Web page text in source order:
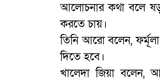
আলোচনার কথা বলে
করতে চায়।
তিনি আরো বলেন, ফর্মূলা
দিতে হবে।
খালেদা জিয়া বলেন,